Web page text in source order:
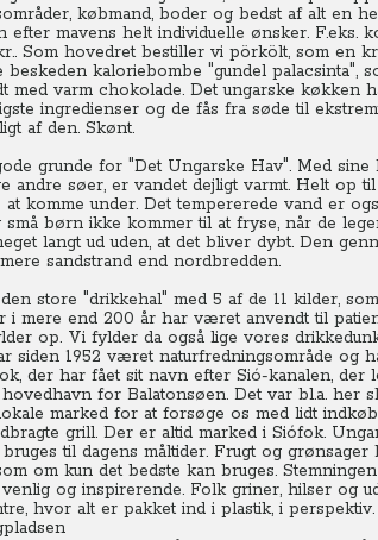
købmand, boder og bedst af alt en
efter mavens helt individuelle ønsker. F.eks.
Som hovedret bestiller vi pörkölt, som en
kaloriebombe "gundel palacsinta",
med varm chokolade. Det ungarske køkken
ingredienser og de fås fra søde til
af den. Skønt.
grunde for "Det Ungarske Hav". Med
andre søer, er vandet dejligt varmt. Helt op
komme under. Det tempererede vand er
børn ikke kommer til at fryse, når de
langt ud uden, at det bliver dybt. Den
sandstrand end nordbredden.
store "drikkehal" med 5 af de 11 kilder,
i mere end 200 år har været anvendt til
op. Vi fylder da også lige vores
siden 1952 været naturfredningsområde og
der har fået sit navn efter Sió-kanalen, der
for Balatonsøen. Det var bl.a. her
marked for at forsøge os med lidt
grill. Der er altid marked i Siófok.
til dagens måltider. Frugt og
om kun det bedste kan bruges.
og inspirerende. Folk griner, hilser og
hvor alt er pakket ind i plastik, i perspektiv.